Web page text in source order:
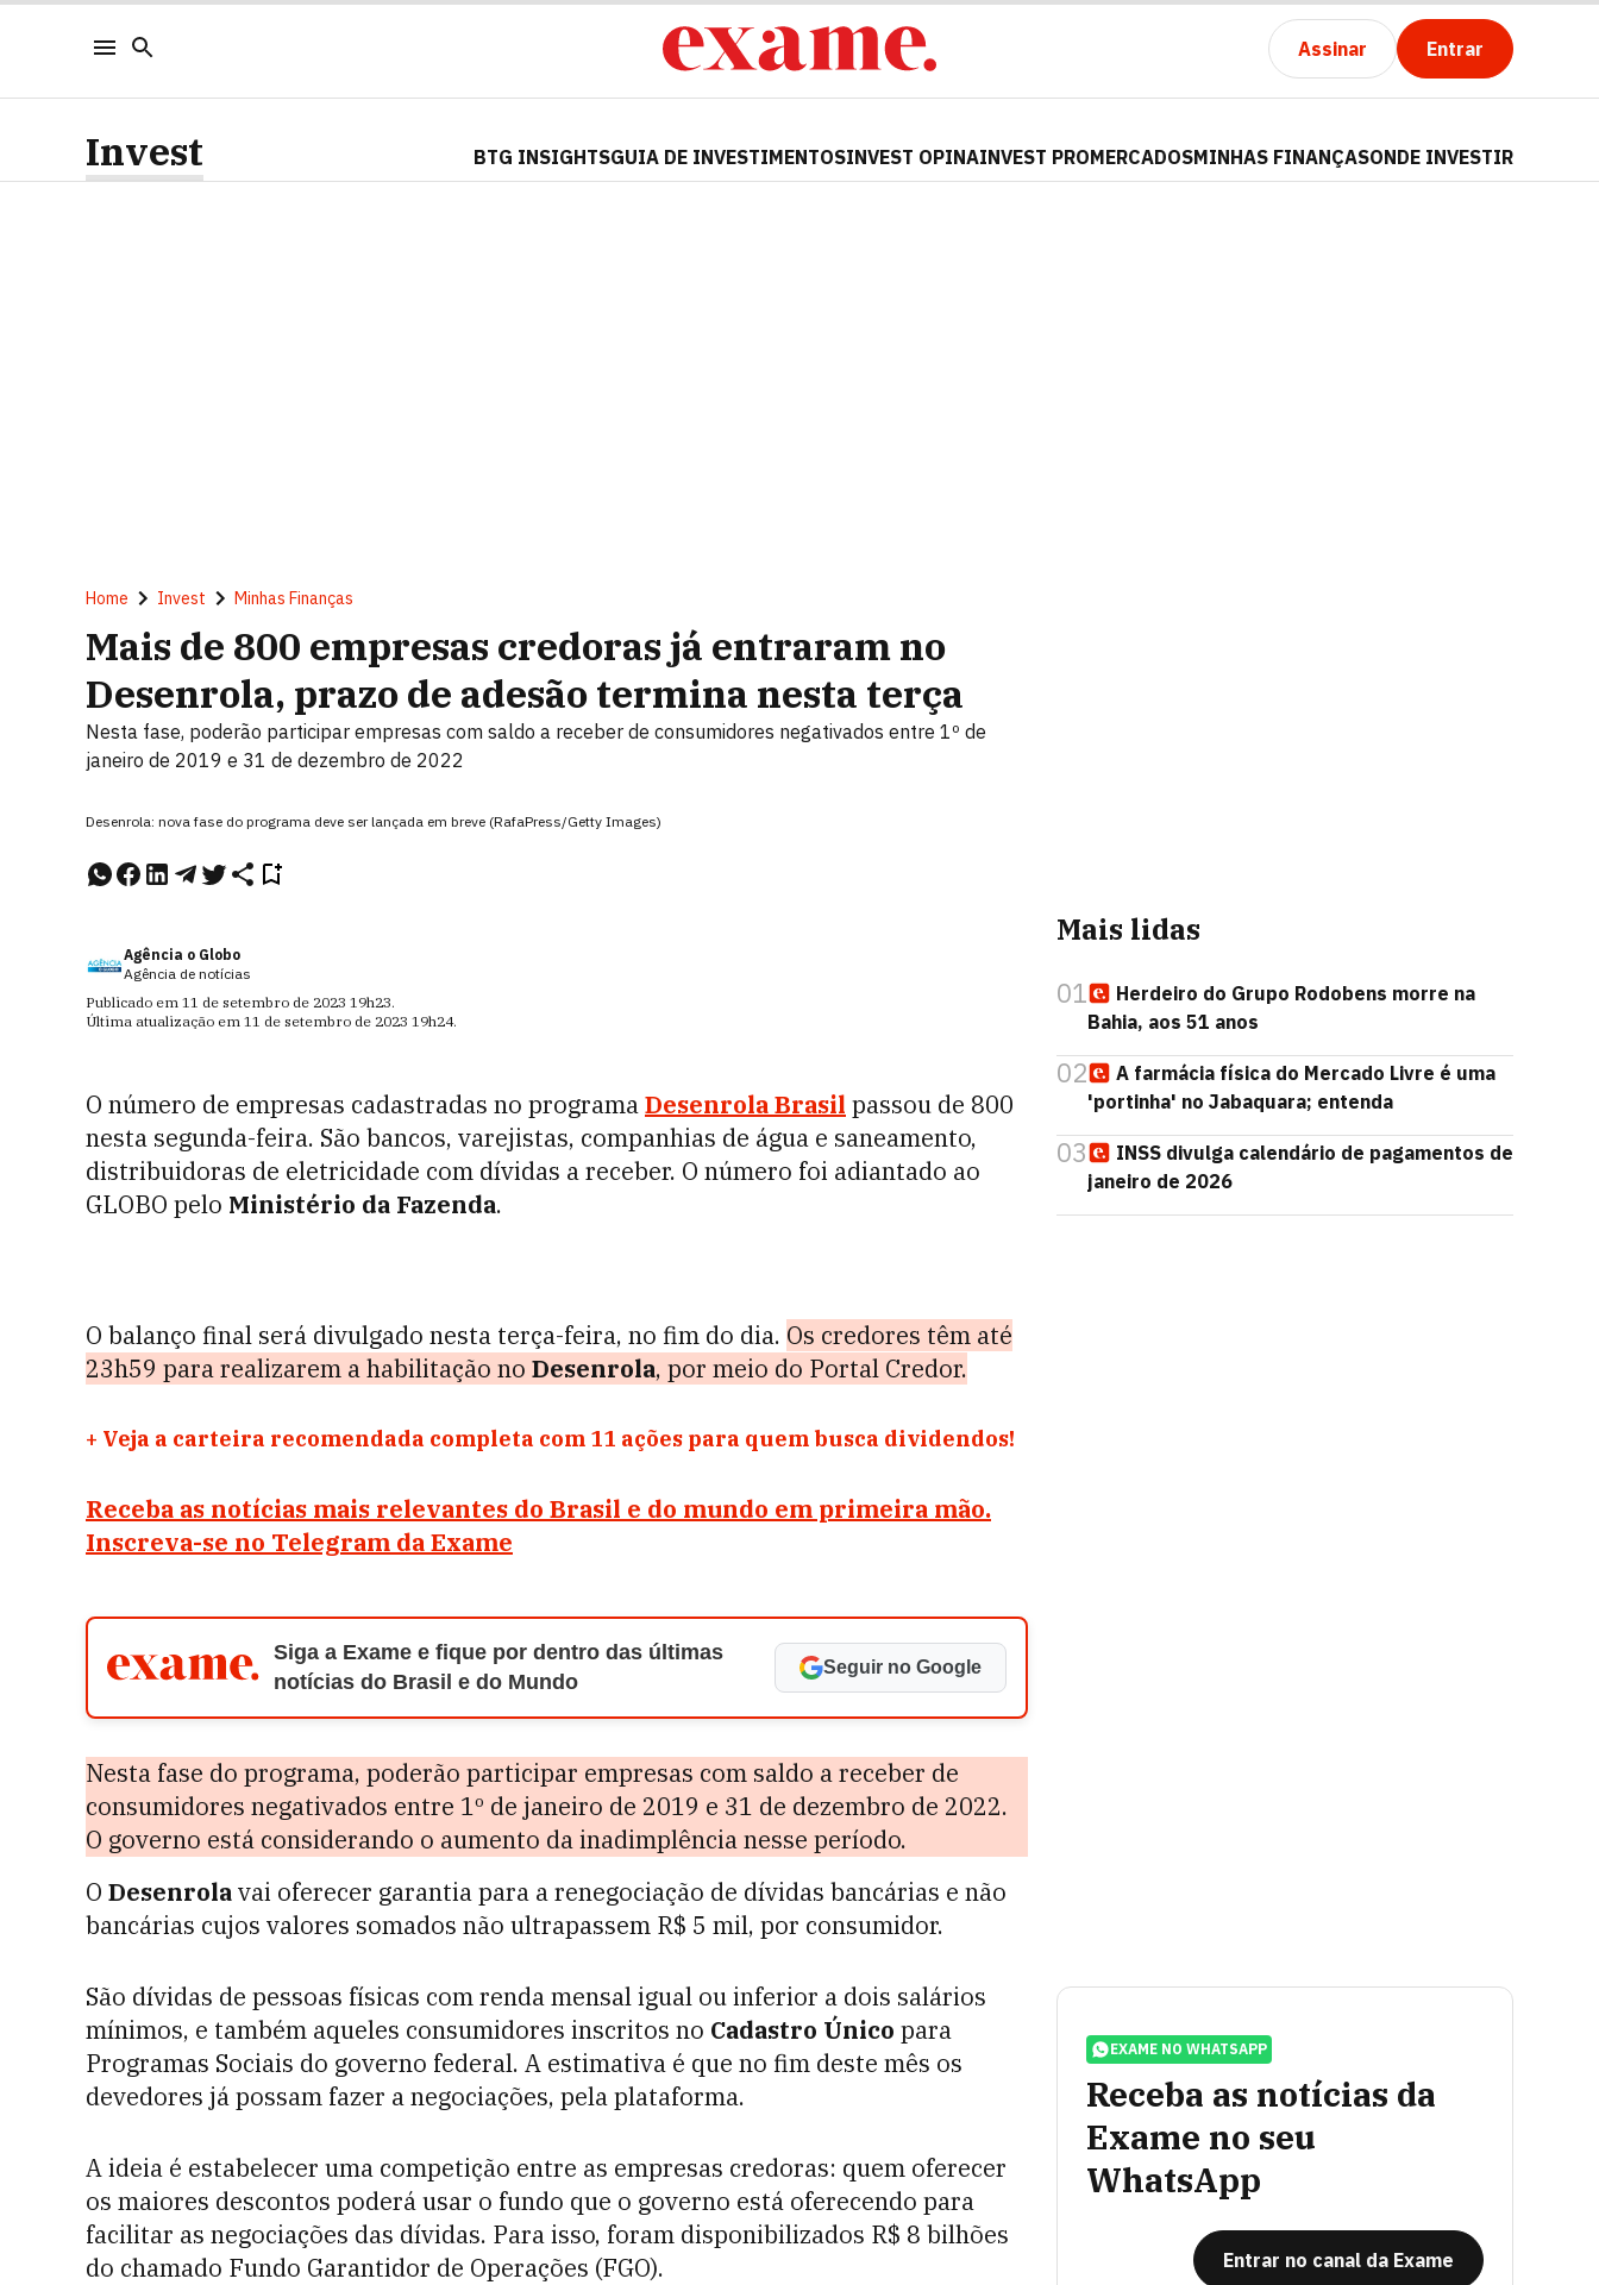
Assinar Entrar
Invest BTG INSIGHTSGUIA DE INVESTIMENTOSINVEST OPINAINVEST PROMERCADOSMINHAS FINANÇASONDE INVESTIR
Home Invest Minhas Finanças
Mais de 800 empresas credoras já entraram no
Desenrola, prazo de adesão termina nesta terça
Nesta fase, poderão participar empresas com saldo a receber de consumidores negativados entre 1º de
janeiro de 2019 e 31 de dezembro de 2022
Desenrola: nova fase do programa deve ser lançada em breve (RafaPress/Getty Images)
Agência o Globo
Agência de notícias
Publicado em 11 de setembro de 2023 19h23.
Última atualização em 11 de setembro de 2023 19h24.
O número de empresas cadastradas no programaDesenrola Brasil passou de 800
nesta segunda-feira. São bancos, varejistas, companhias de água e saneamento,
distribuidoras de eletricidade com dívidas a receber. O número foi adiantado ao
GLOBO pelo Ministério da Fazenda.
O balanço final será divulgado nesta terça-feira, no fim do dia. Os credores têm até
23h59 para realizarem a habilitação no Desenrola, por meio do Portal Credor.
+ Veja a carteira recomendada completa com 11 ações para quem busca dividendos!
Receba as notícias mais relevantes do Brasil e do mundo em primeira mão.
Inscreva-se no Telegram da Exame
Siga a Exame e fique por dentro das últimas
notícias do Brasil e do Mundo
Seguir no Google
Nesta fase do programa, poderão participar empresas com saldo a receber de
consumidores negativados entre 1º de janeiro de 2019 e 31 de dezembro de 2022.
O governo está considerando o aumento da inadimplência nesse período.
O Desenrolavai oferecer garantia para a renegociação de dívidas bancárias e não
bancárias cujos valores somados não ultrapassem R$ 5 mil, por consumidor.
São dívidas de pessoas físicas com renda mensal igual ou inferior a dois salários
mínimos, e também aqueles consumidores inscritos no Cadastro Único para
Programas Sociais do governo federal. A estimativa é que no fim deste mês os
devedores já possam fazer a negociações, pela plataforma.
A ideia é estabelecer uma competição entre as empresas credoras: quem oferecer
os maiores descontos poderá usar o fundo que o governo está oferecendo para
facilitar as negociações das dívidas. Para isso, foram disponibilizados R$ 8 bilhões
do chamado Fundo Garantidor de Operações (FGO).
Mais lidas
01
Herdeiro do Grupo Rodobens morre na
Bahia, aos 51 anos
02
A farmácia física do Mercado Livre é uma
'portinha' no Jabaquara; entenda
03
INSS divulga calendário de pagamentos de
janeiro de 2026
EXAME NO WHATSAPP
Receba as notícias da
Exame no seu
WhatsApp
Entrar no canal da Exame